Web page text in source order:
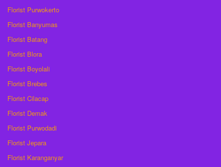
Florist Purwokerto
Florist Banyumas
Florist Batang
Florist Blora
Florist Boyolali
Florist Brebes
Florist Cilacap
Florist Demak
Florist Purwodadi
Florist Jepara
Florist Karanganyar